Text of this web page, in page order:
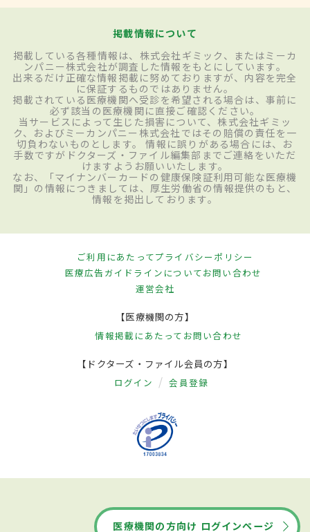
掲載情報について
掲載している各種情報は、株式会社ギミック、またはミーカ
ンパニー株式会社が調査した情報をもとにしています。
出来るだけ正確な情報掲載に努めておりますが、内容を完全
に保証するものではありません。
掲載されている医療機関へ受診を希望される場合は、事前に
必ず該当の医療機関に直接ご確認ください。
当サービスによって生じた損害について、株式会社ギミッ
ク、およびミーカンパニー株式会社ではその賠償の責任を一
切負わないものとします。 情報に誤りがある場合には、お
手数ですがドクターズ・ファイル編集部までご連絡をいただ
けますようお願いいたします。
なお、「マイナンバーカードの健康保険証利用可能な医療機
関」の情報につきましては、厚生労働省の情報提供のもと、
情報を掲出しております。
ご利用にあたってプライバシーポリシー
医療広告ガイドラインについてお問い合わせ
運営会社
【医療機関の方】
情報掲載にあたって お問い合わせ
【ドクターズ・ファイル会員の方】
ログイン 会員登録
医療機関の方向け ログインページ